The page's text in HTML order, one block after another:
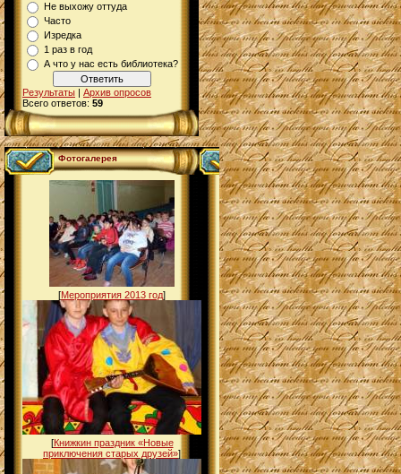
Не выхожу оттуда
Часто
Изредка
1 раз в год
А что у нас есть библиотека?
Результаты | Архив опросов
Всего ответов: 59
Фотогалерея
[Мероприятия 2013 год]
[Книжкин праздник «Новые
приключения старых друзей»]